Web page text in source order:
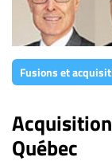
Fusions et
Québec